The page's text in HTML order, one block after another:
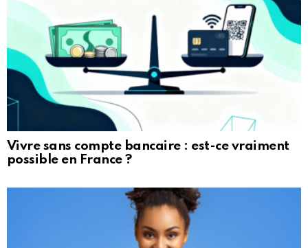
Vivre sans compte bancaire : est-ce vraiment
possible en France ?